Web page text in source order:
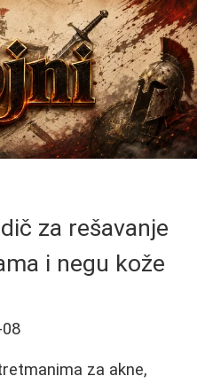
za rešavanje
i negu kože
za akne,